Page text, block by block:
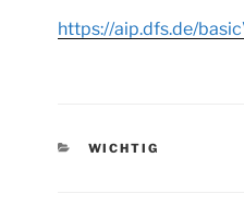
https://aip.dfs.de/
KATEGORIEN
WICHTIG